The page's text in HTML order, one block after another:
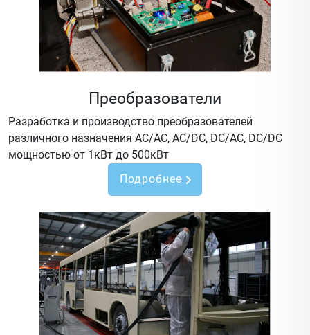
Преобразователи
Разработка и производство преобразователей
различного назначения AC/AC, AC/DC, DC/AC, DC/DC
мощностью от 1кВт до 500кВт
Подробнее